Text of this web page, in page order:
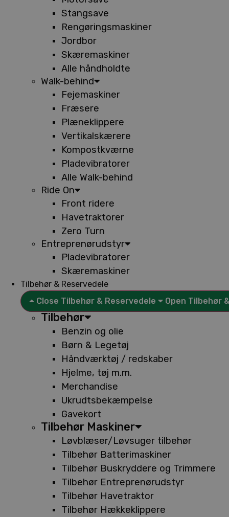
Stangsave
Rengøringsmaskiner
Jordbor
Skæremaskiner
Alle håndholdte
Walk-behind
Fejemaskiner
Fræsere
Plæneklippere
Vertikalskærere
Kompostkværne
Pladevibratorer
Alle Walk-behind
Ride On
Front ridere
Havetraktorer
Zero Turn
Entreprenørudstyr
Pladevibratorer
Skæremaskiner
Tilbehør & Reservedele
Close Tilbehør & Reservedele
Open Tilbehør
Tilbehør
Benzin og olie
Børn & Legetøj
Håndværktøj / redskaber
Hjelme, tøj m.m.
Merchandise
Ukrudtsbekæmpelse
Gavekort
Tilbehør Maskiner
Løvblæser/Løvsuger tilbehør
Tilbehør Batterimaskiner
Tilbehør Buskryddere og Trimmere
Tilbehør Entreprenørudstyr
Tilbehør Havetraktor
Tilbehør Hækkeklippere